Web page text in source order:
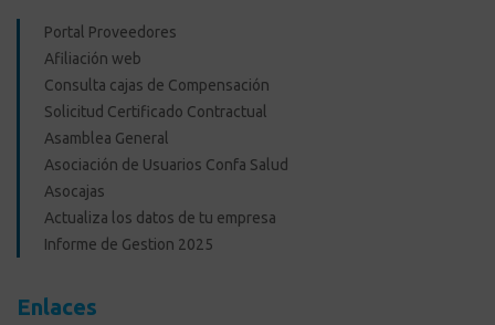
Portal Proveedores
Afiliación web
Consulta cajas de Compensación
Solicitud Certificado Contractual
Asamblea General
Asociación de Usuarios Confa Salud
Asocajas
Actualiza los datos de tu empresa
Informe de Gestion 2025
Enlaces